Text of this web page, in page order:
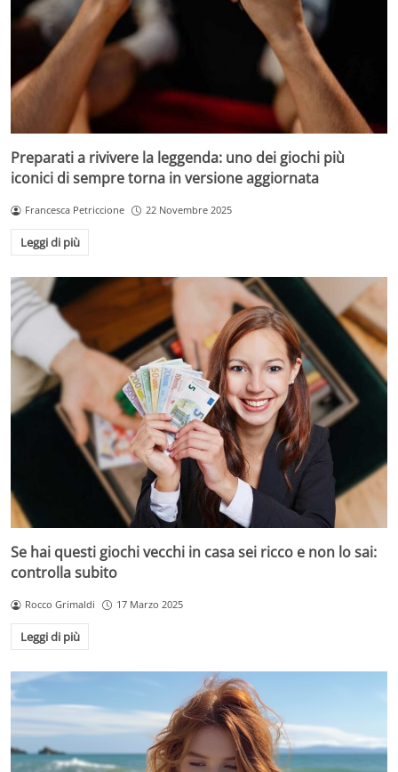
Preparati a rivivere la leggenda: uno dei giochi più
iconici di sempre torna in versione aggiornata
Francesca Petriccione 22 Novembre 2025
Leggi di più
Se hai questi giochi vecchi in casa sei ricco e non lo sai:
controlla subito
Rocco Grimaldi 17 Marzo 2025
Leggi di più